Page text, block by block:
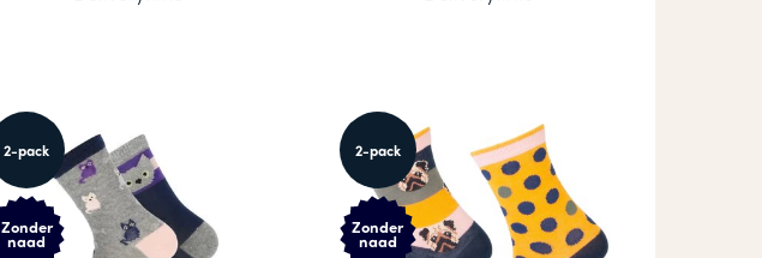
2-pack
Zonder
naad
2-pack
Zonder
naad